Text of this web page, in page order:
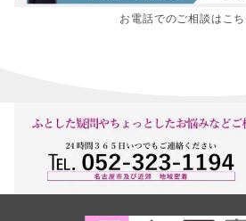
お電話でのご相談はこ